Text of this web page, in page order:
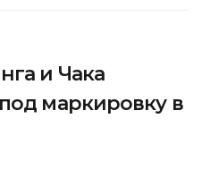
и Чака
маркировку в